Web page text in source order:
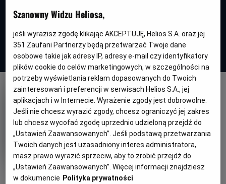
WERSJA JĘZYKOWA UA
OBSERWUJ
Ya - Viliam - UA
Oryginalny
tytuł
Jeg er William Gatunek
Familijny
Minimalny
wiek
Od 7 lat
Czas
trwania
82 min
Kraj
i
rok
produkcji
Dania (2017)
Szanowny Widzu Heliosa,
jeśli wyrazisz zgodę klikając AKCEPTUJĘ, Helios S.A. oraz jej
351 Zaufani Partnerzy będą przetwarzać Twoje dane
osobowe takie jak adresy IP, adresy e-mail czy identyfikatory
plików cookie do celów marketingowych, w szczególności na
potrzeby wyświetlania reklam dopasowanych do Twoich
zainteresowań i preferencji w serwisach Helios S.A., jej
aplikacjach i w Internecie. Wyrażenie zgody jest dobrowolne.
Jeśli nie chcesz wyrazić zgody, chcesz ograniczyć jej zakres
lub chcesz wycofać zgodę uprzednio udzieloną przejdź do
„Ustawień Zaawansowanych”. Jeśli podstawą przetwarzania
Twoich danych jest uzasadniony interes administratora,
masz prawo wyrazić sprzeciw, aby to zrobić przejdź do
„Ustawień Zaawansowanych”. Więcej informacji znajdziesz
w dokumencie Polityka prywatności